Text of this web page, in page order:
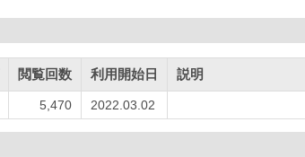
閲覧回数 利用開始日 説明
5,470 2022.03.02